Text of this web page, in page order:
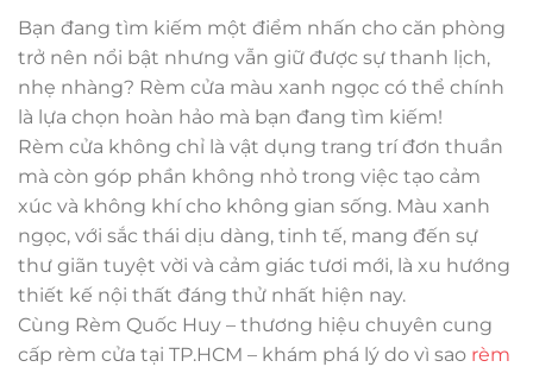
Bạn đang tìm kiếm một điểm nhấn cho căn phòng
trở nên nổi bật nhưng vẫn giữ được sự thanh lịch,
nhẹ nhàng? Rèm cửa màu xanh ngọc có thể chính
là lựa chọn hoàn hảo mà bạn đang tìm kiếm!
Rèm cửa không chỉ là vật dụng trang trí đơn thuần
mà còn góp phần không nhỏ trong việc tạo cảm
xúc và không khí cho không gian sống. Màu xanh
ngọc, với sắc thái dịu dàng, tinh tế, mang đến sự
thư giãn tuyệt vời và cảm giác tươi mới, là xu hướng
thiết kế nội thất đáng thử nhất hiện nay.
Cùng Rèm Quốc Huy – thương hiệu chuyên cung
cấp rèm cửa tại TP.HCM – khám phá lý do vì sao rèm